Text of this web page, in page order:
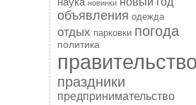
новинки
объявления одежда
отдых парковки погода
политика
праздники
предпринимательство